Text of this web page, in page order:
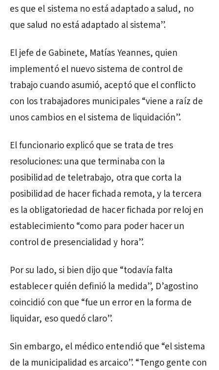
es que el sistema no está adaptado a salud, no
que salud no está adaptado al sistema”.
El jefe de Gabinete, Matías Yeannes, quien
implementó el nuevo sistema de control de
trabajo cuando asumió, aceptó que el conflicto
con los trabajadores municipales “viene a raíz de
unos cambios en el sistema de liquidación”.
El funcionario explicó que se trata de tres
resoluciones: una que terminaba con la
posibilidad de teletrabajo, otra que corta la
posibilidad de hacer fichada remota, y la tercera
es la obligatoriedad de hacer fichada por reloj en
establecimiento “como para poder hacer un
control de presencialidad y hora”.
Por su lado, si bien dijo que “todavía falta
establecer quién definió la medida”, D’agostino
coincidió con que “fue un error en la forma de
liquidar, eso quedó claro”.
Sin embargo, el médico entendió que “el sistema
de la municipalidad es arcaico”. “Tengo gente con